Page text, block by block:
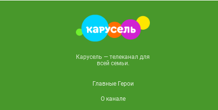
Карусель — телеканал для
всей семьи.
Главные Герои
О канале